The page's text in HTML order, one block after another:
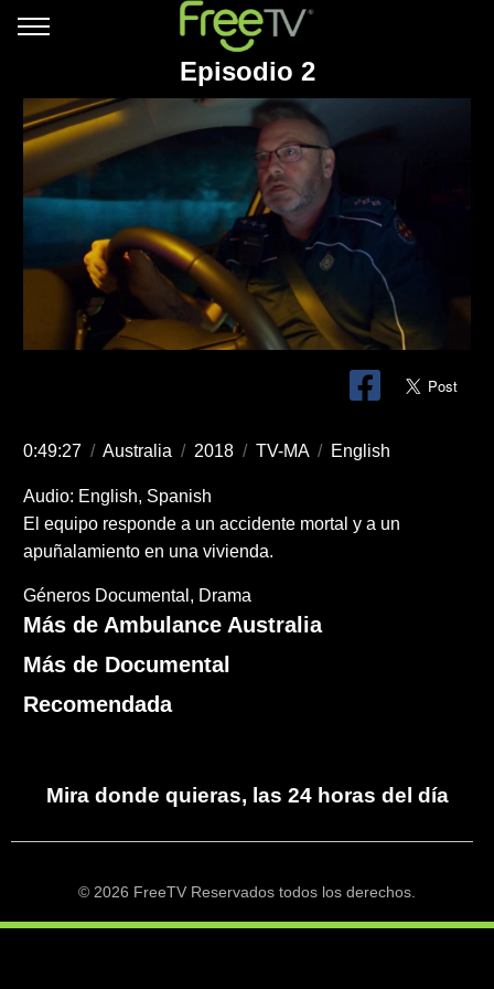
Episodio 2
0:49:27 / Australia / 2018 / TV-MA / English
Audio: English, Spanish
El equipo responde a un accidente mortal y a un
apuñalamiento en una vivienda.
Géneros Documental Drama
Más de Ambulance Australia
Más de Documental
Recomendada
Mira donde quieras, las 24 horas del día
© 2026 FreeTV Reservados todos los derechos.